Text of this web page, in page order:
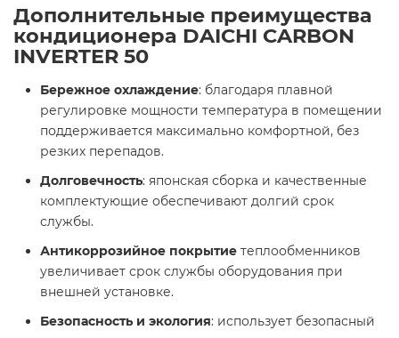
Дополнительные преимущества
кондиционера DAICHI CARBON
INVERTER 50
Бережное охлаждение: благодаря плавной
регулировке мощности температура в помещении
поддерживается максимально комфортной, без
резких перепадов.
Долговечность: японская сборка и качественные
комплектующие обеспечивают долгий срок
службы.
Антикоррозийное покрытие теплообменников
увеличивает срок службы оборудования при
внешней установке.
Безопасность и экология: использует безопасный